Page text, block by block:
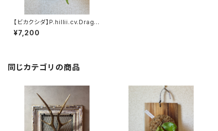
【ビカクシダ】P.hillii.cv.Drago
n ヒリードラゴン p_dra_1
¥7,200
同じカテゴリの商品